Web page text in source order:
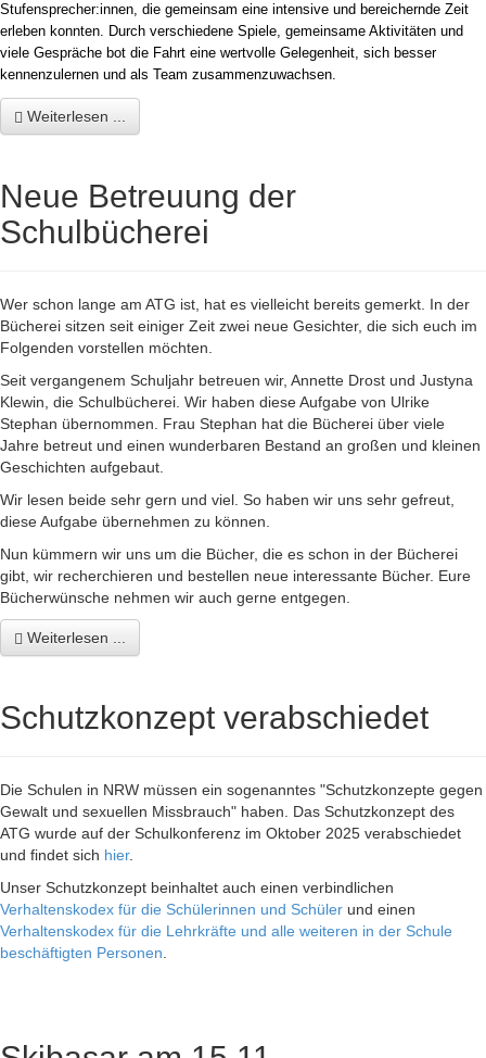
Stufensprecher:innen, die gemeinsam eine intensive und bereichernde Zeit
erleben konnten. Durch verschiedene Spiele, gemeinsame Aktivitäten und
viele Gespräche bot die Fahrt eine wertvolle Gelegenheit, sich besser
kennenzulernen und als Team zusammenzuwachsen.
Weiterlesen ...
Neue Betreuung der
Schulbücherei
Wer schon lange am ATG ist, hat es vielleicht bereits gemerkt. In der
Bücherei sitzen seit einiger Zeit zwei neue Gesichter, die sich euch im
Folgenden vorstellen möchten.
Seit vergangenem Schuljahr betreuen wir, Annette Drost und Justyna
Klewin, die Schulbücherei. Wir haben diese Aufgabe von Ulrike
Stephan übernommen. Frau Stephan hat die Bücherei über viele
Jahre betreut und einen wunderbaren Bestand an großen und kleinen
Geschichten aufgebaut.
Wir lesen beide sehr gern und viel. So haben wir uns sehr gefreut,
diese Aufgabe übernehmen zu können.
Nun kümmern wir uns um die Bücher, die es schon in der Bücherei
gibt, wir recherchieren und bestellen neue interessante Bücher. Eure
Bücherwünsche nehmen wir auch gerne entgegen.
Weiterlesen ...
Schutzkonzept verabschiedet
Die Schulen in NRW müssen ein sogenanntes "Schutzkonzepte gegen
Gewalt und sexuellen Missbrauch" haben. Das Schutzkonzept des
ATG wurde auf der Schulkonferenz im Oktober 2025 verabschiedet
und findet sich hier.
Unser Schutzkonzept beinhaltet auch einen verbindlichen
Verhaltenskodex für die Schülerinnen und Schüler und einen
Verhaltenskodex für die Lehrkräfte und alle weiteren in der Schule
beschäftigten Personen